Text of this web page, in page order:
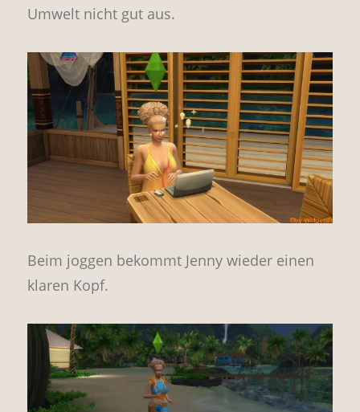
Umwelt nicht gut aus.
Beim joggen bekommt Jenny wieder einen
klaren Kopf.